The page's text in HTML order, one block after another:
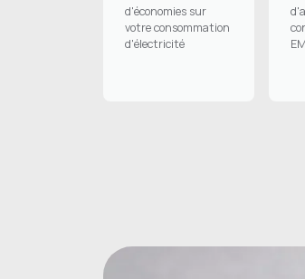
d'économies sur
votre consommation
d'électricité